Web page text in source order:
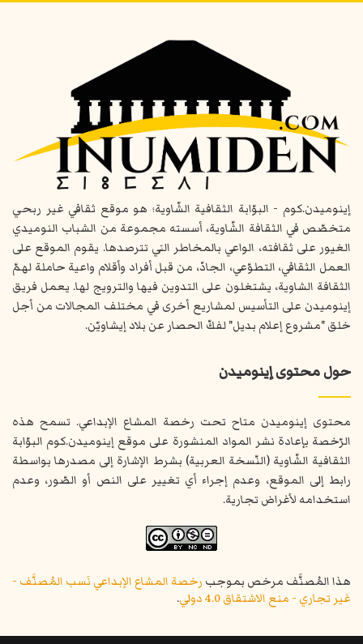
إينوميدن.كوم - البوّابة الثقافية الشّاوية؛ هو موقع ثقافي غير ربحي
متخصّص في الثقافة الشّاوية، أسسته مجموعة من الشباب النوميدي
الغيور على ثقافته، الواعي بالمخاطر التي تترصدها. يقوم الموقع على
العمل الثقافي، التطوّعي، الجادّ، من قبل أفراد وأقلام واعية حاملة لهمّ
الثقافة الشاوية، يشتغلون على التدوين فيها والترويج لها. يعمل فريق
إينوميدن على التأسيس لمشاريع أخرى في مختلف المجالات من أجل
خلق "مشروع إعلام بديل" لفكّ الحصار عن بلاد إيشاويّن.
حول محتوى إينوميدن
محتوى إينوميدن متاح تحت رخصة المشاع الإبداعي. تسمح هذه
الرّخصة بإعادة نشر المواد المنشورة على موقع إينوميدن.كوم البوّابة
الثقافية الشّاوية (النّسخة العربية) بشرط الإشارة إلى مصدرها بواسطة
رابط إلى الموقع، وعدم إجراء أي تغيير على النص أو الصّور، وعدم
استخدامه لأغراض تجارية.
هذا المُصنَّف مرخص بموجب رخصة المشاع الإبداعي نَسب المُصنَّف -
غير تجاري - منع الاشتقاق 4.0 دولي
.